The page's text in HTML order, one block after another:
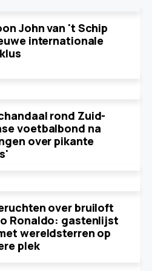
John van 't Schip
internationale
rond Zuid-
voetbalbond na
over pikante
over bruiloft
Ronaldo: gastenlijst
wereldsterren op
plek